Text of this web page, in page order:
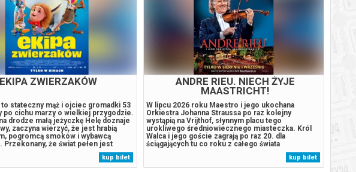
EKIPA ZWIERZAKÓW
to stateczny mąż i ojciec gromadki 53
po cichu marzy o wielkiej przygodzie.
drodze małą jeżyczkę Helę doznaje
zaczyna wierzyć, że jest hrabią
pogromcą smoków i wybawcą
Przekonany, że świat pełen jest
go wyzwań, porzuca rodzinne strony,
złem i nieść pomoc słabszym. U
kroczy Hela,...
kup bilet
ANDRE RIEU. NIECH ŻYJE
MAASTRICHT!
W lipcu 2026 roku Maestro i jego ukochana
Orkiestra Johanna Straussa po raz kolejny
wystąpią na Vrijthof, słynnym placu tego
urokliwego średniowiecznego miasteczka. Król
Walca i jego goście zagrają po raz 20. dla
ściągających tu co roku z całego świata
kilkudziesięciu tysięcy miłośników dobrej muzyki.
Na szczęście ten wspaniały letni wieczór będzie
retransmitowany już jesienią do kin całego
kup bilet
stał